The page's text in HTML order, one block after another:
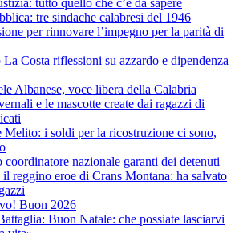
tre sindache calabresi del 1946
per rinnovare l’impegno per la parità di
Costa riflessioni su azzardo e dipendenza
Albanese, voce libera della Calabria
e le mascotte create dai ragazzi di
Melito: i soldi per la ricostruzione ci sono,
coordinatore nazionale garanti dei detenuti
reggino eroe di Crans Montana: ha salvato
Buon 2026
Buon Natale: che possiate lasciarvi